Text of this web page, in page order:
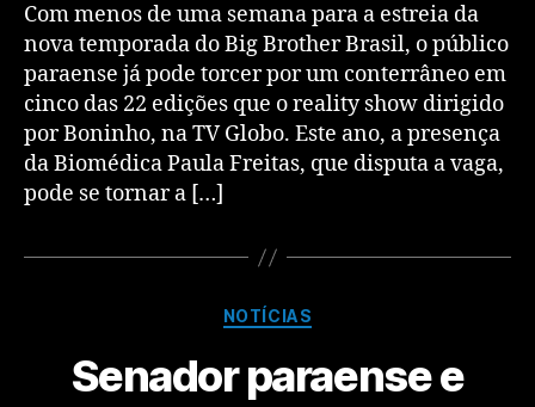
Com menos de uma semana para a estreia da
nova temporada do Big Brother Brasil, o público
paraense já pode torcer por um conterrâneo em
cinco das 22 edições que o reality show dirigido
por Boninho, na TV Globo. Este ano, a presença
da Biomédica Paula Freitas, que disputa a vaga,
pode se tornar a […]
NOTÍCIAS
Senador paraense e